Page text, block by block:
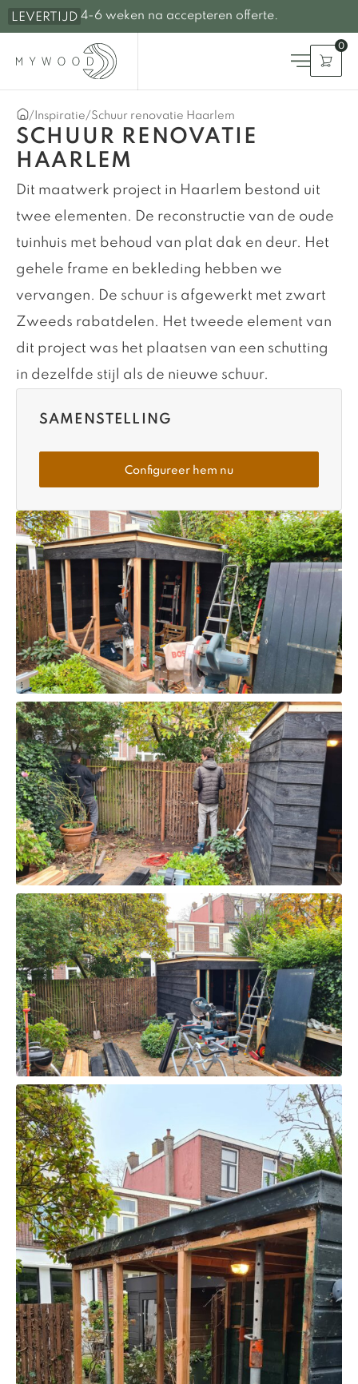
LEVERTIJD 4-6 weken na accepteren offerte.
0
/ Inspiratie/Schuur renovatie Haarlem
SCHUUR RENOVATIE
HAARLEM
Dit maatwerk project in Haarlem bestond uit
twee elementen. De reconstructie van de oude
tuinhuis met behoud van plat dak en deur. Het
gehele frame en bekleding hebben we
vervangen. De schuur is afgewerkt met zwart
Zweeds rabatdelen. Het tweede element van
dit project was het plaatsen van een schutting
in dezelfde stijl als de nieuwe schuur.
SAMENSTELLING
Configureer hem nu